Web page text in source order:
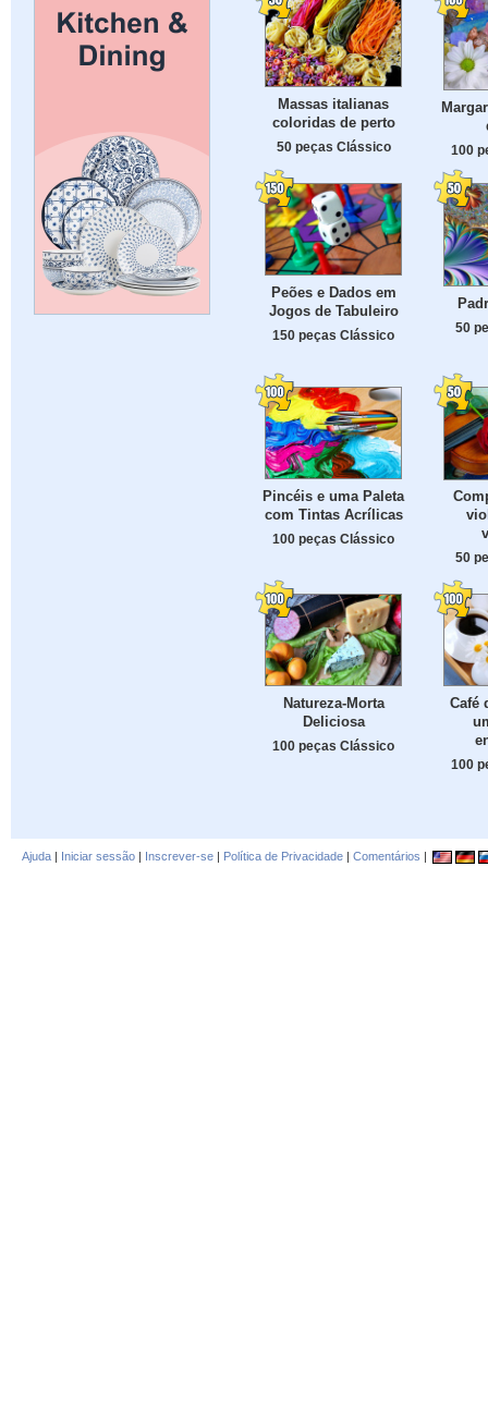
Massas italianas
coloridas de perto
50 peças Clássico 100
Peões e Dados em
Jogos de Tabuleiro
150 peças Clássico 50
Pincéis e uma Paleta
com Tintas Acrílicas
100 peças Clássico
50
Natureza-Morta
Deliciosa
100 peças Clássico
Café
100
Ajuda | Iniciar sessão | Inscrever-se | Política de Privacidade | Comentários |